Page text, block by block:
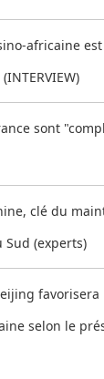
africaine
sont
clé du
(experts)
selon le